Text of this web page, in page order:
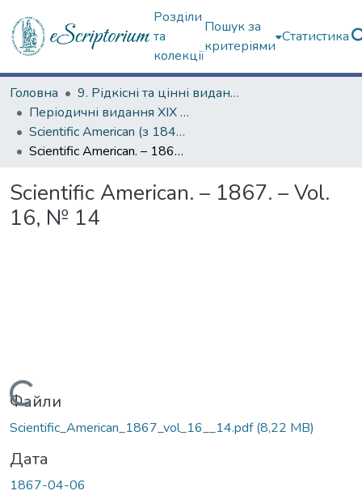
Розділи
та
колекції
Пошук за
критеріями
Статистика
Головна
9. Рідкісні та цінні видання
Періодичні видання ХІХ ст.
Scientific American (з 1845 р.)
Scientific American. – 1867. – Vol. 16, № 14
Scientific American. – 1867. – Vol.
16, № 14
Вантажиться...
Файли
Scientific_American_1867_vol_16__14.pdf(8,22 MB)
Дата
1867-04-06